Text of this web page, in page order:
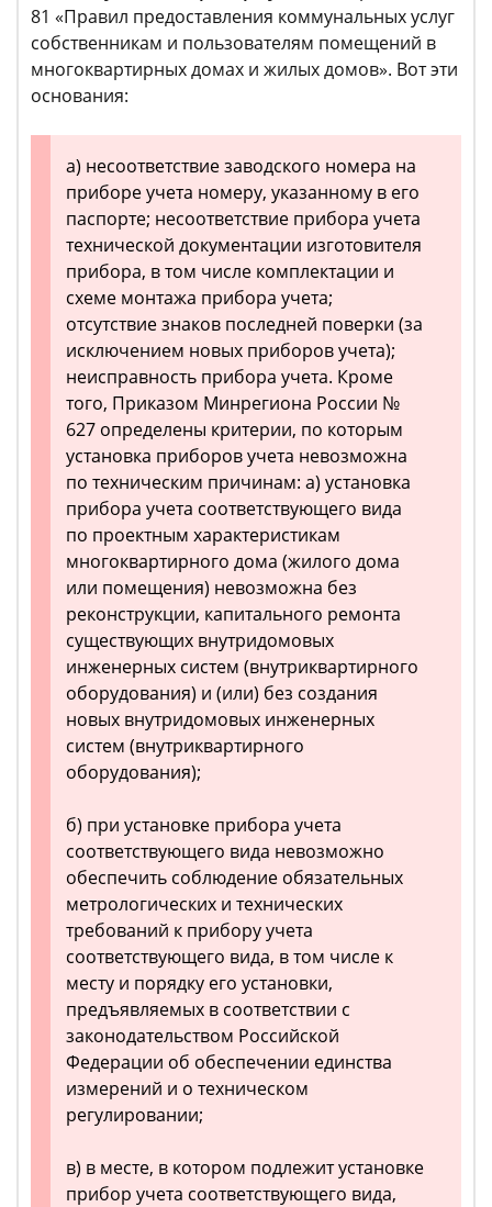
81 «Правил предоставления коммунальных услуг
собственникам и пользователям помещений в
многоквартирных домах и жилых домов». Вот эти
основания:
а) несоответствие заводского номера на
приборе учета номеру, указанному в его
паспорте; несоответствие прибора учета
технической документации изготовителя
прибора, в том числе комплектации и
схеме монтажа прибора учета;
отсутствие знаков последней поверки (за
исключением новых приборов учета);
неисправность прибора учета. Кроме
того, Приказом Минрегиона России №
627 определены критерии, по которым
установка приборов учета невозможна
по техническим причинам: а) установка
прибора учета соответствующего вида
по проектным характеристикам
многоквартирного дома (жилого дома
или помещения) невозможна без
реконструкции, капитального ремонта
существующих внутридомовых
инженерных систем (внутриквартирного
оборудования) и (или) без создания
новых внутридомовых инженерных
систем (внутриквартирного
оборудования);
б) при установке прибора учета
соответствующего вида невозможно
обеспечить соблюдение обязательных
метрологических и технических
требований к прибору учета
соответствующего вида, в том числе к
месту и порядку его установки,
предъявляемых в соответствии с
законодательством Российской
Федерации об обеспечении единства
измерений и о техническом
регулировании;
в) в месте, в котором подлежит установке
прибор учета соответствующего вида,